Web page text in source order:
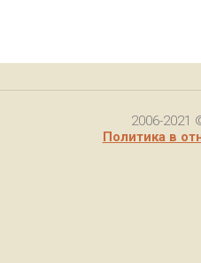
2006-2021
Политика в